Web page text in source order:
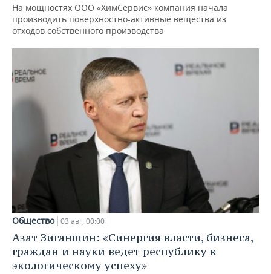
На мощностях ООО «ХимСервис» компания начала
производить поверхностно-активные вещества из
отходов собственного производства
Общество 03 авг, 00:00
Азат Зиганшин: «Синергия власти, бизнеса,
граждан и науки ведет республику к
экологическому успеху»